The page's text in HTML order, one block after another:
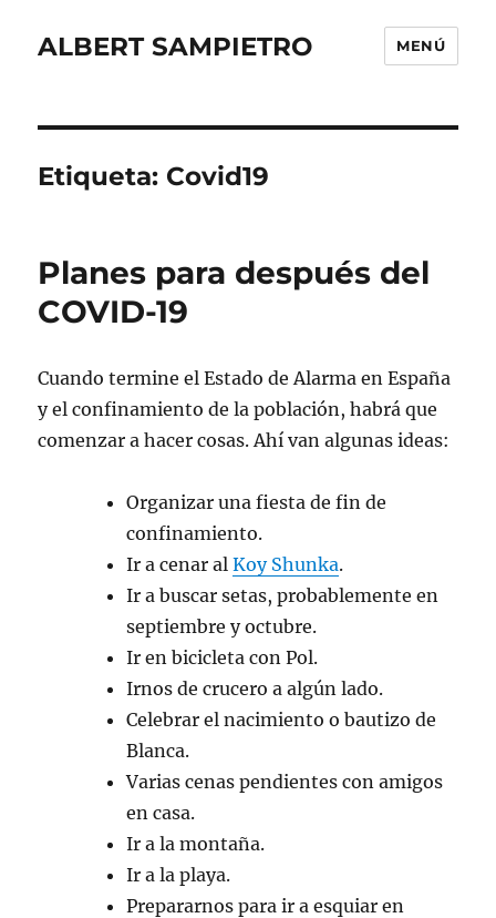
ALBERT SAMPIETRO MENÚ
Etiqueta: Covid19
Planes para después del
COVID-19
Cuando termine el Estado de Alarma en España
y el confinamiento de la población, habrá que
comenzar a hacer cosas. Ahí van algunas ideas:
Organizar una fiesta de fin de
confinamiento.
Ir a cenar alKoy Shunka.
Ir a buscar setas, probablemente en
septiembre y octubre.
Ir en bicicleta con Pol.
Irnos de crucero a algún lado.
Celebrar el nacimiento o bautizo de
Blanca.
Varias cenas pendientes con amigos
en casa.
Ir a la montaña.
Ir a la playa.
Prepararnos para ir a esquiar en